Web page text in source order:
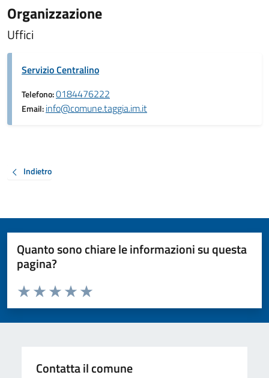
Organizzazione
Uffici
Servizio Centralino
Telefono:0184476222
Email:info@comune.taggia.im.it
Indietro
Quanto sono chiare le informazioni su questa
pagina?
Valuta da 1 a 5 stelle la pagina
Valuta 5 stelle su 5
Valuta 4 stelle su 5
Valuta 3 stelle su 5
Valuta 2 stelle su 5
Valuta 1 stelle su 5
Contatta il comune